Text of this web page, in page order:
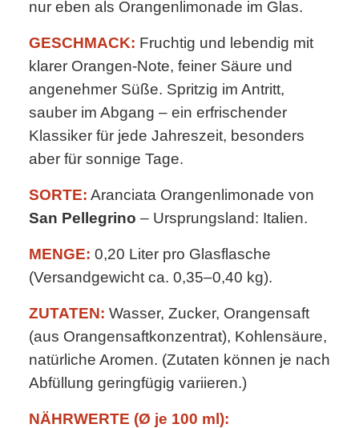
nur eben als Orangenlimonade im Glas.
GESCHMACK: Fruchtig und lebendig mit
klarer Orangen-Note, feiner Säure und
angenehmer Süße. Spritzig im Antritt,
sauber im Abgang – ein erfrischender
Klassiker für jede Jahreszeit, besonders
aber für sonnige Tage.
SORTE: Aranciata Orangenlimonade von
San Pellegrino – Ursprungsland: Italien.
MENGE: 0,20 Liter pro Glasflasche
(Versandgewicht ca. 0,35–0,40 kg).
ZUTATEN: Wasser, Zucker, Orangensaft
(aus Orangensaftkonzentrat), Kohlensäure,
natürliche Aromen. (Zutaten können je nach
Abfüllung geringfügig variieren.)
NÄHRWERTE (Ø je 100 ml):